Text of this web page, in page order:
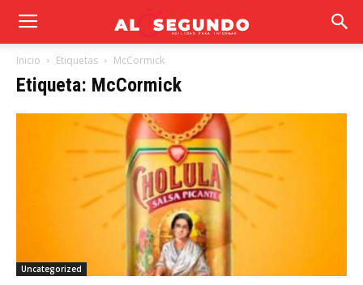
Inicio Etiquetas McCormick
Etiqueta: McCormick
Uncategorized